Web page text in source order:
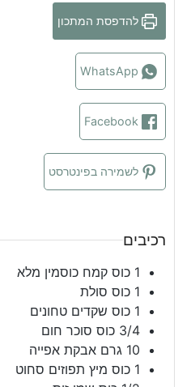
s
e
s
t
e
s
להדפסת המתכון
WhatsApp
לשמירה בפינטרסט
רכיבים
1 כוס קמח כוסמין מלא
1 כוס סולת
1 כוס שקדים טחונים
3/4 כוס סוכר חום
10 גרם אבקת אפייה
1 כוס מיץ תפוזים סחוט